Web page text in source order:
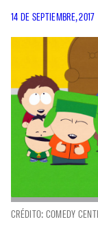
14 DE SEPTIEMBRE, 2017
CRÉDITO: COMEDY